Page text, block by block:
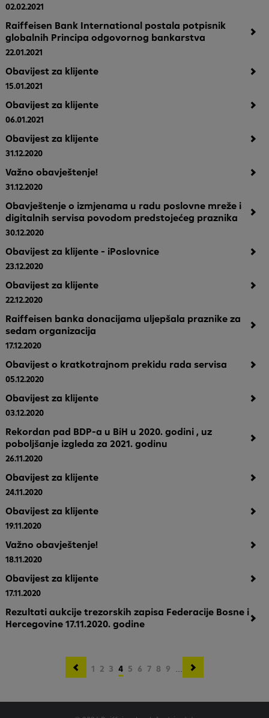
02.02.2021
Raiffeisen Bank International postala potpisnik
globalnih Principa odgovornog bankarstva
22.01.2021
Obavijest za klijente
15.01.2021
Obavijest za klijente
06.01.2021
Obavijest za klijente
31.12.2020
Važno obavještenje!
31.12.2020
Obavještenje o izmjenama u radu poslovne mreže i
digitalnih servisa povodom predstojećeg praznika
30.12.2020
Obavijest za klijente - iPoslovnice
23.12.2020
Obavijest za klijente
22.12.2020
Raiffeisen banka donacijama uljepšala praznike za
sedam organizacija
17.12.2020
Obavijest o kratkotrajnom prekidu rada servisa
05.12.2020
Obavijest za klijente
03.12.2020
Rekordan pad BDP-a u BiH u 2020. godini , uz
poboljšanje izgleda za 2021. godinu
26.11.2020
Obavijest za klijente
24.11.2020
Obavijest za klijente
19.11.2020
Važno obavještenje!
18.11.2020
Obavijest za klijente
17.11.2020
Rezultati aukcije trezorskih zapisa Federacije Bosne i
Hercegovine 17.11.2020. godine
Strana
1 Strana
2 Strana
3 Aktuelna
4 Strana
5 Strana
6 Strana
7 Strana
8 Strana
9 …